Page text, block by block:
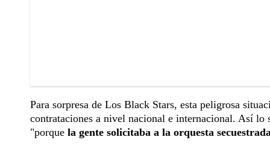
Para sorpresa de Los Black Stars, esta peligrosa
contrataciones a nivel nacional e internacional. Así
"porque la gente solicitaba a la orquesta